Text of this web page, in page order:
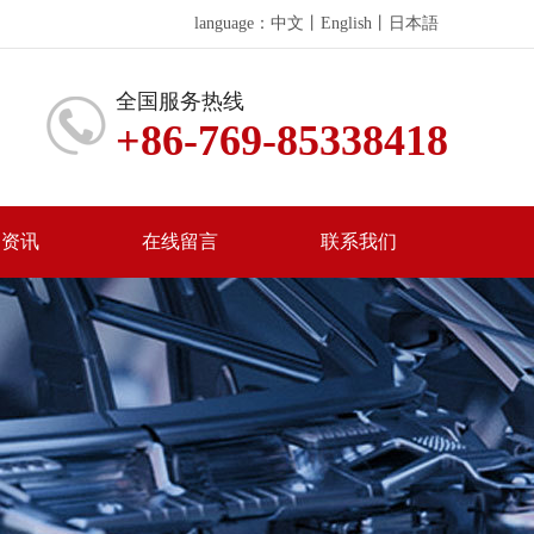
language： 中文 English 日本語
全国服务热线
+86-769-85338418
讯 在线留言 联系我们